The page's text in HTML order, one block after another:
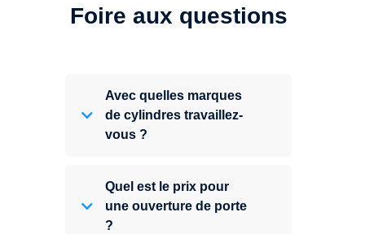
Foire aux questions
Avec quelles marques
de cylindres travaillez-
vous ?
Quel est le prix pour
une ouverture de porte
?